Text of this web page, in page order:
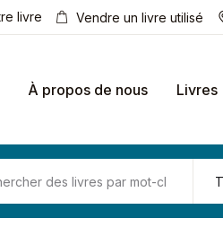
livre Vendre un livre utilisé
À propos de nous Livres